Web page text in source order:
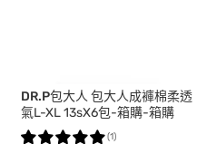
DR.P包大人 包大人成褲棉柔透
氣L-XL 13sX6包-箱購-箱購
(1)